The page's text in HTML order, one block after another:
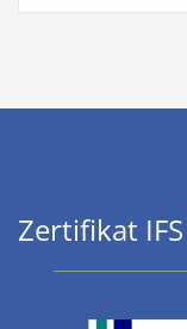
Zertifikat